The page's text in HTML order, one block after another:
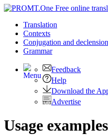
Translation
Contexts
Conjugation and declension
Grammar
Feedback
Help
Download the
Advertise
Usage